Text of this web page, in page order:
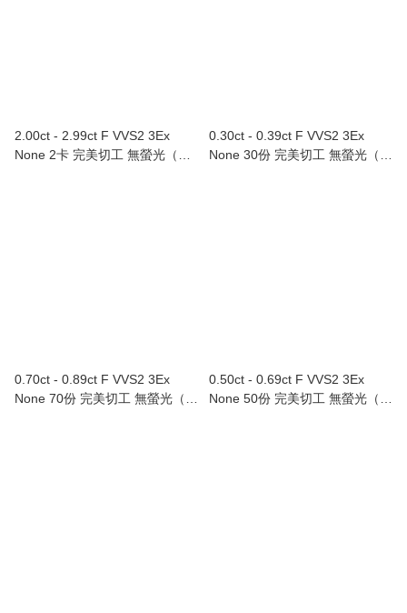
2.00ct - 2.99ct F VVS2 3Ex
None 2卡 完美切工 無螢光（附
0.30ct - 0.39ct F VVS2 3Ex
None 30份 完美切工 無螢光（附
0.70ct - 0.89ct F VVS2 3Ex
None 70份 完美切工 無螢光（附
0.50ct - 0.69ct F VVS2 3Ex
None 50份 完美切工 無螢光（附